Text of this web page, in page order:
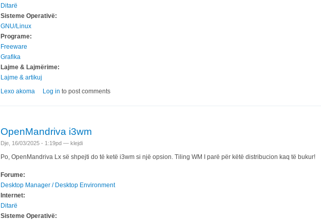
Ditarë
Sisteme Operativë:
GNU/Linux
Programe:
Freeware
Grafika
Lajme & Lajmërime:
Lajme & artikuj
Lexo akoma nga Spin I i3 I OpenMandriva gati në përfundim!
Log in to post comments
OpenMandriva i3wm
Dje, 16/03/2025 - 1:19pd — klejdi
Po, OpenMandriva Lx së shpejti do të ketë i3wm si një opsion. Tiling WM I parë për këtë distribucion kaq të bukur!
Forume:
Desktop Manager / Desktop Environment
Internet:
Ditarë
Sisteme Operativë: